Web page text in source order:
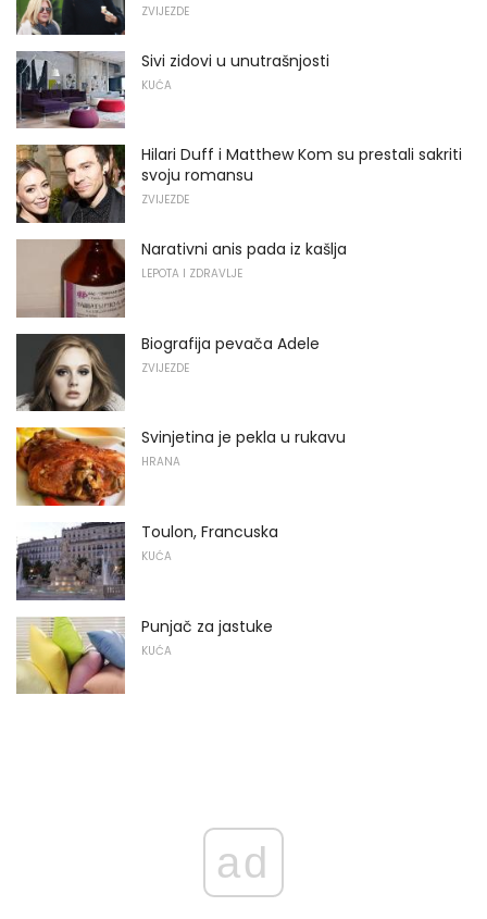
ZVIJEZDE
Sivi zidovi u unutrašnjosti
KUĆA
Hilari Duff i Matthew Kom su prestali sakriti
svoju romansu
ZVIJEZDE
Narativni anis pada iz kašlja
LEPOTA I ZDRAVLJE
Biografija pevača Adele
ZVIJEZDE
Svinjetina je pekla u rukavu
HRANA
Toulon, Francuska
KUĆA
Punjač za jastuke
KUĆA
ad